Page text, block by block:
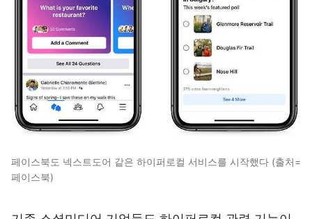
페이스북도 넥스트도어 같은 하이퍼로컬 서비스를 시작했다 (출처=
페이스북)